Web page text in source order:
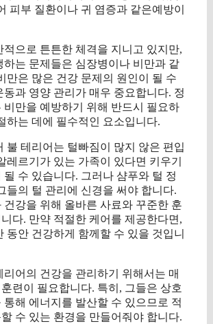
피부 질환이나 귀 염증과 같은예방이
적으로 튼튼한 체격을 지니고 있지만,
하는 문제들은 심장병이나 비만과 같
만은 많은 건강 문제의 원인이 될 수
동과 영양 관리가 매우 중요합니다. 정
비만을 예방하기 위해 반드시 필요하
하는 데에 필수적인 요소입니다.
불 테리어는 털빠짐이 많지 않은 편입
레르기가 있는 가족이 있다면 키우기
될 수 있습니다. 그러나 샴푸와 털 정
들의 털 관리에 신경을 써야 합니다.
건강을 위해 올바른 사료와 꾸준한 훈
다. 만약 적절한 케어를 제공한다면,
동안 건강하게 함께할 수 있을 것입니
리어의 건강을 관리하기 위해서는 매
련이 필요합니다. 특히, 그들은 상호
통해 에너지를 발산할 수 있으므로 적
수 있는 환경을 만들어줘야 합니다.